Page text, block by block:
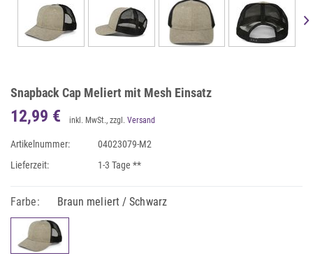
Snapback Cap Meliert mit Mesh Einsatz
12,99 € inkl. MwSt., zzgl. Versand
Artikelnummer:
04023079-M2
Lieferzeit:
1-3 Tage **
Farbe: Braun meliert / Schwarz